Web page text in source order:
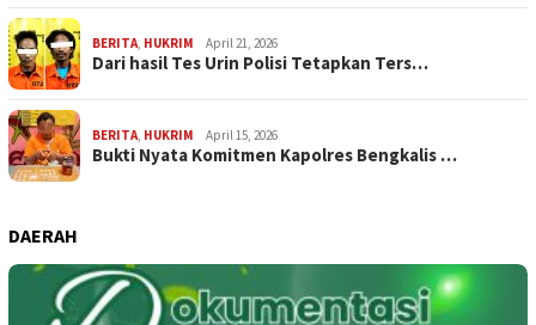
BERITA, HUKRIM April 21, 2026
Dari hasil Tes Urin Polisi Tetapkan Ters…
BERITA, HUKRIM April 15, 2026
Bukti Nyata Komitmen Kapolres Bengkalis …
DAERAH